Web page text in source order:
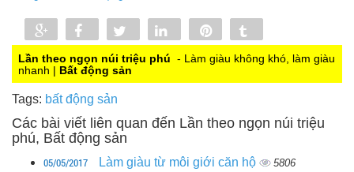
Share Share Tweet Share
0
Lần theo ngọn núi triệu phú - Làm giàu không khó, làm giàu
nhanh | Bất động sản
Tags: bất động sản
Các bài viết liên quan đến Lần theo ngọn núi triệu
phú, Bất động sản
05/05/2017 Làm giàu từ môi giới căn hộ 5806